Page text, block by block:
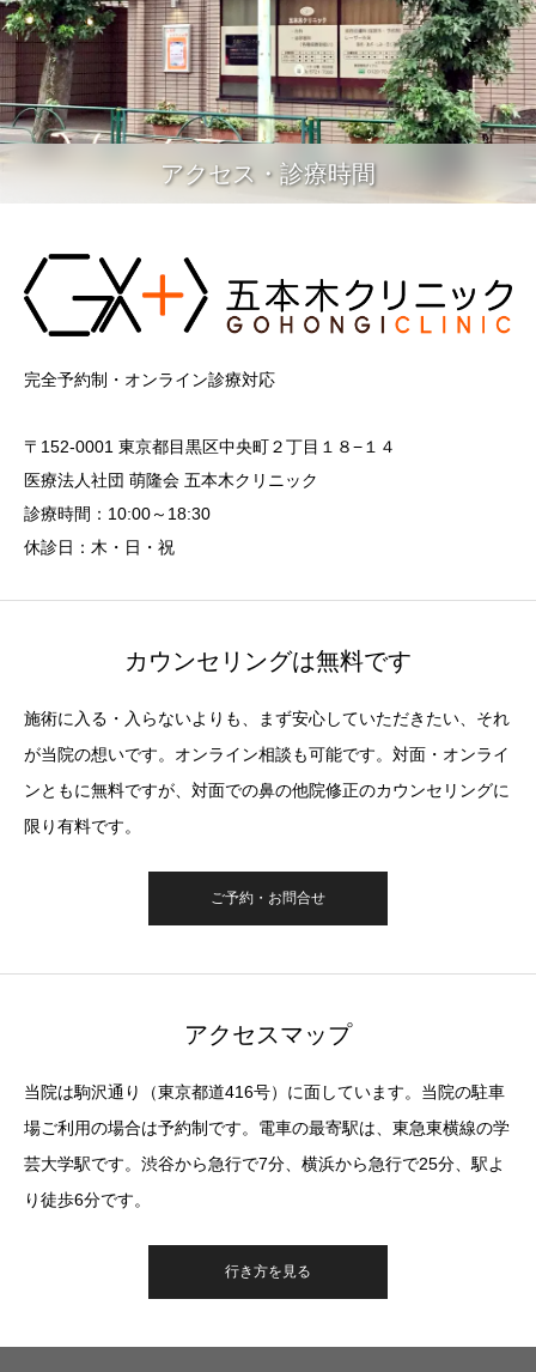
アクセス・診療時間
完全予約制・オンライン診療対応
〒152-0001 東京都目黒区中央町２丁目１８−１４
医療法人社団 萌隆会 五本木クリニック
診療時間：10:00～18:30
休診日：木・日・祝
カウンセリングは無料です
施術に入る・入らないよりも、まず安心していただきたい、それ
が当院の想いです。オンライン相談も可能です。対面・オンライ
ンともに無料ですが、対面での鼻の他院修正のカウンセリングに
限り有料です。
ご予約・お問合せ
アクセスマップ
当院は駒沢通り（東京都道416号）に面しています。当院の駐車
場ご利用の場合は予約制です。電車の最寄駅は、東急東横線の学
芸大学駅です。渋谷から急行で7分、横浜から急行で25分、駅よ
り徒歩6分です。
行き方を見る